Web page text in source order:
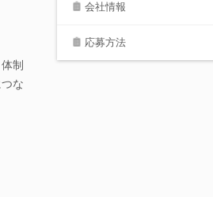
制
な
会社情報
応募方法